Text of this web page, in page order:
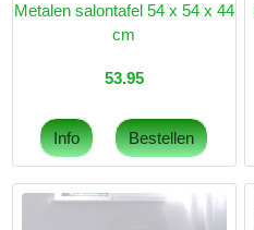
Metalen salontafel 54 x 54 x 44
cm
53.95